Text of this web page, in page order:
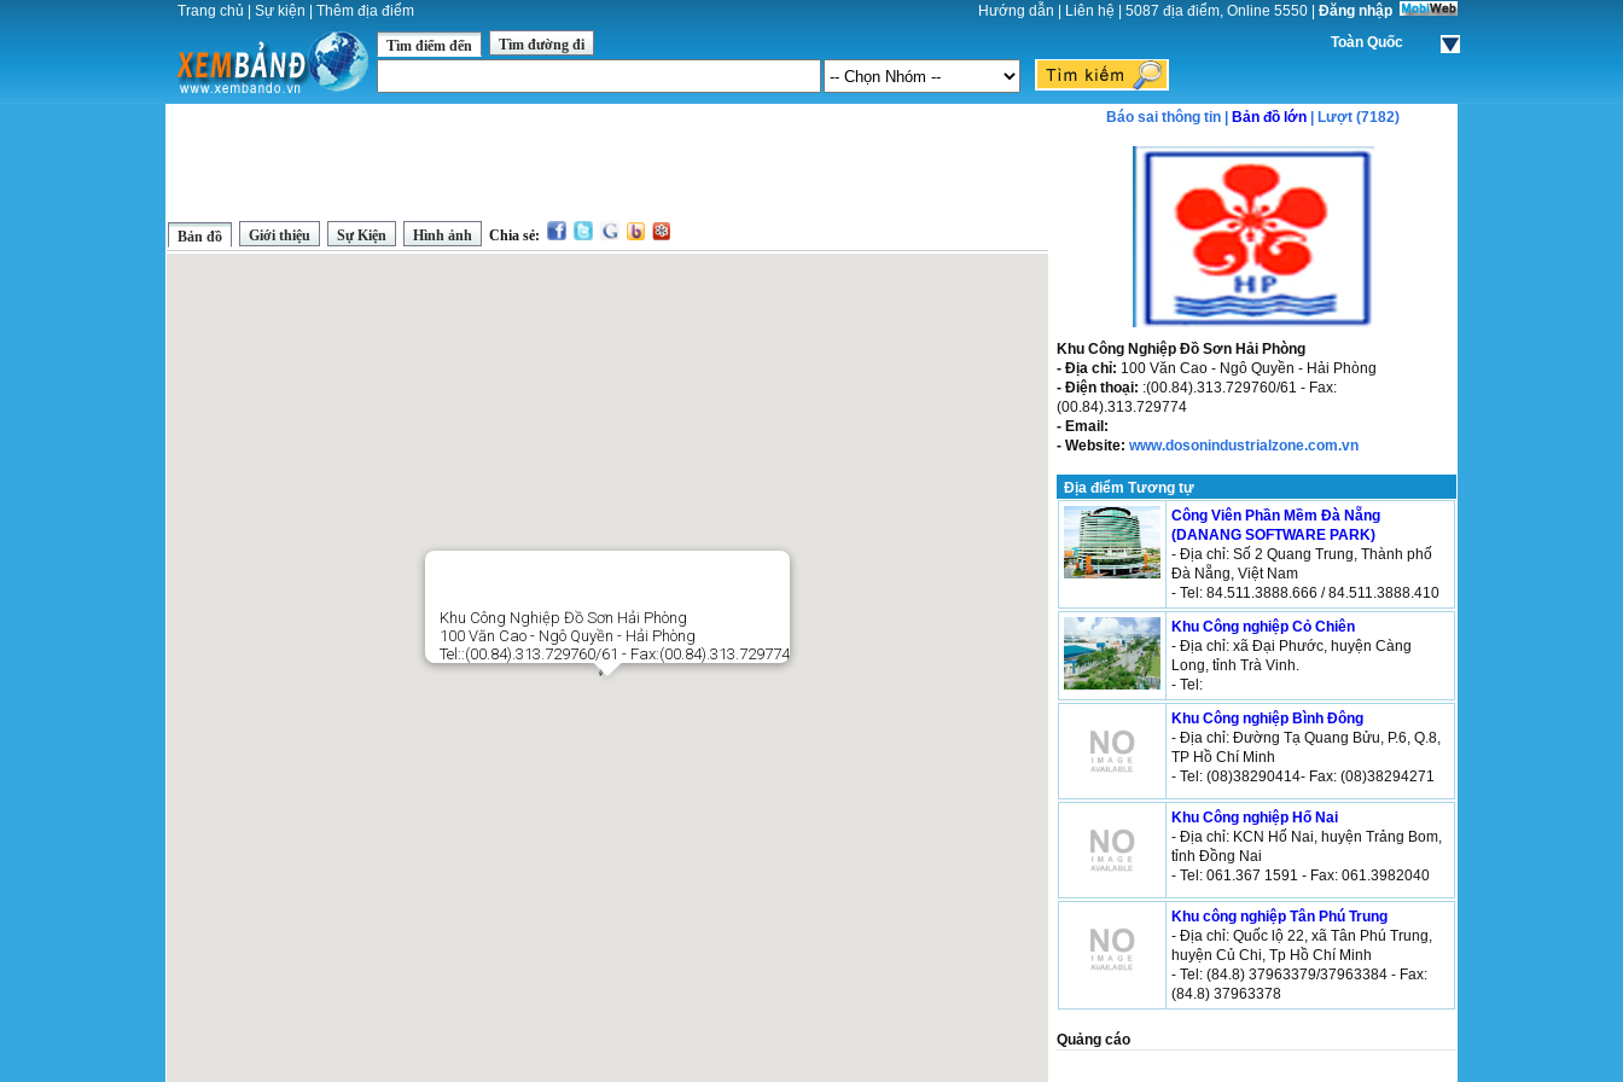
Trang chủ Sự kiện Thêm địa điểm Hướng dẫn Liên hệ 5087 địa điểm, Online 5550
Đăng nhập
Toàn Quốc
Tìm điểm đến Tìm đường đi
Bản đồ Giới thiệu Sự Kiện Hình ảnh Chia sẻ:
Khu Công Nghiệp Đồ Sơn Hải Phòng
100 Văn Cao - Ngô Quyền - Hải Phòng
Tel::(00.84).313.729760/61 - Fax:(00.84).313.729774
Báo sai thông tin | Bản đồ lớn | Lượt (7182)
Khu Công Nghiệp Đồ Sơn Hải Phòng
- Địa chỉ: 100 Văn Cao - Ngô Quyền - Hải Phòng
- Điện thoại: :(00.84).313.729760/61 - Fax:
(00.84).313.729774
- Email:
- Website: www.dosonindustrialzone.com.vn
Địa điểm Tương tự
Công Viên Phần Mềm Đà Nẵng
(DANANG SOFTWARE PARK)
- Địa chỉ: Số 2 Quang Trung, Thành phố
Đà Nẵng, Việt Nam
- Tel: 84.511.3888.666 / 84.511.3888.410
Khu Công nghiệp Cỏ Chiên
- Địa chỉ: xã Đại Phước, huyện Càng
Long, tỉnh Trà Vinh.
- Tel:
Khu Công nghiệp Bình Đông
- Địa chỉ: Đường Tạ Quang Bửu, P.6, Q.8,
TP Hồ Chí Minh
- Tel: (08)38290414- Fax: (08)38294271
Khu Công nghiệp Hố Nai
- Địa chỉ: KCN Hố Nai, huyện Trảng Bom,
tỉnh Đồng Nai
- Tel: 061.367 1591 - Fax: 061.3982040
Khu công nghiệp Tân Phú Trung
- Địa chỉ: Quốc lộ 22, xã Tân Phú Trung,
huyện Củ Chi, Tp Hồ Chí Minh
- Tel: (84.8) 37963379/37963384 - Fax:
(84.8) 37963378
Quảng cáo